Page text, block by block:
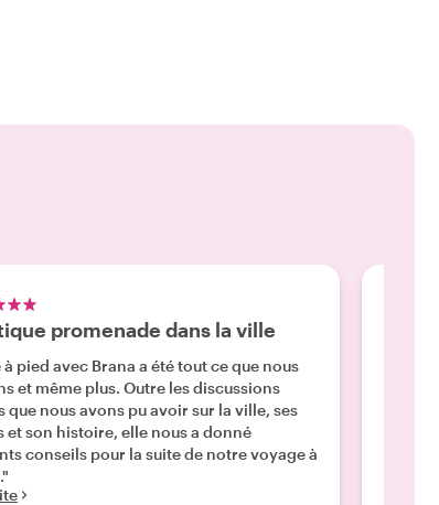
promenade dans la ville
pied avec Brana a été tout ce que nous
et même plus. Outre les discussions
que nous avons pu avoir sur la ville, ses
et son histoire, elle nous a donné
conseils pour la suite de notre voyage à